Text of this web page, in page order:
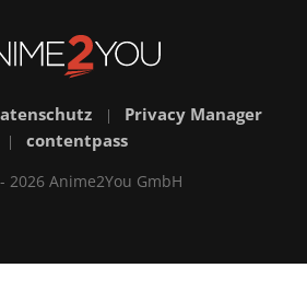
| Privacy Manager
| contentpass
2026 Anime2You GmbH